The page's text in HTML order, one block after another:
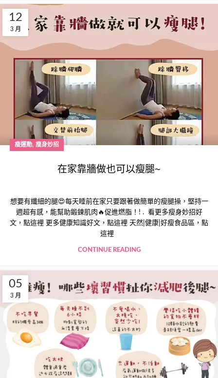
12
3 月
瘦運動, 瘦身妙招
在家靠牆做也可以瘦腿~
想要有纖細的腿😍每天睡前在家只要跟著做簡單的瘦腿操，堅持一
週超有感，能幫助鍛鍊肌肉🔥促進燃脂！! . 看更多瘦身妙招好
文，點這裡 更多健康知識好文，點這裡 天然|健康|好瘦食品區，點
這裡
CONTINUE READING
05
3 月